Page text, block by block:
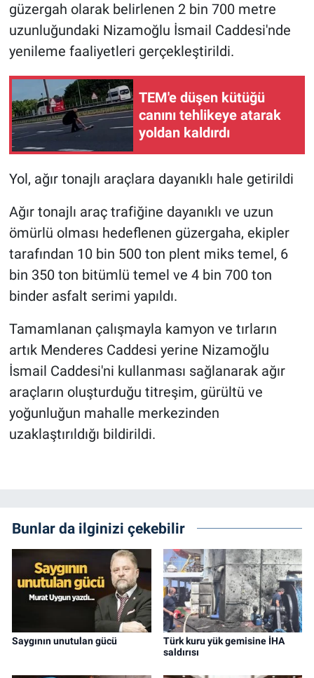
güzergah olarak belirlenen 2 bin 700 metre
uzunluğundaki Nizamoğlu İsmail Caddesi'nde
yenileme faaliyetleri gerçekleştirildi.
TEM'e düşen kütüğü
canını tehlikeye atarak
yoldan kaldırdı
Yol, ağır tonajlı araçlara dayanıklı hale getirildi
Ağır tonajlı araç trafiğine dayanıklı ve uzun
ömürlü olması hedeflenen güzergaha, ekipler
tarafından 10 bin 500 ton plent miks temel, 6
bin 350 ton bitümlü temel ve 4 bin 700 ton
binder asfalt serimi yapıldı.
Tamamlanan çalışmayla kamyon ve tırların
artık Menderes Caddesi yerine Nizamoğlu
İsmail Caddesi'ni kullanması sağlanarak ağır
araçların oluşturduğu titreşim, gürültü ve
yoğunluğun mahalle merkezinden
uzaklaştırıldığı bildirildi.
Bunlar da ilginizi çekebilir
Saygının unutulan gücü
Türk kuru yük gemisine İHA
saldırısı